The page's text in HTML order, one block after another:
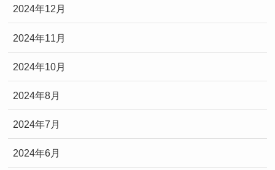
2024年12月
2024年11月
2024年10月
2024年8月
2024年7月
2024年6月